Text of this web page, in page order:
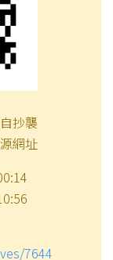
抄襲
網址
7644